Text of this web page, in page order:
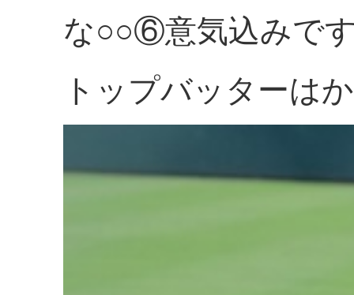
な○○⑥意気込みで
トップバッターは